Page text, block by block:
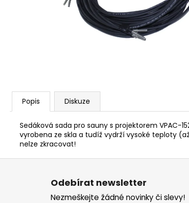
Popis Diskuze
Sedáková sada pro sauny s projektorem VPAC-
vyrobena ze skla a tudíž vydrží vysoké teploty
nelze zkracovat!
PARAFÍNOVÝ IMPREGNAČNÍ OLEJ
HARVIA, 500 ML
Z
Odebírat newsletter
Nezmeškejte žádné novinky či slevy!